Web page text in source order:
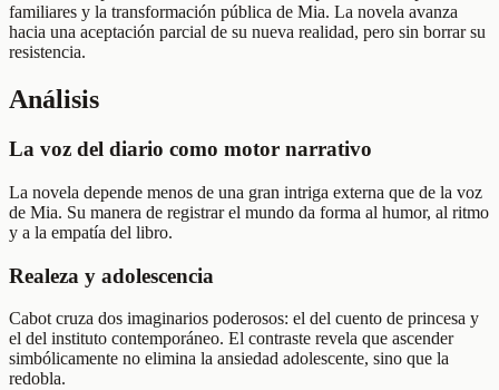
familiares y la transformación pública de Mia. La novela avanza
hacia una aceptación parcial de su nueva realidad, pero sin borrar su
resistencia.
Análisis
La voz del diario como motor narrativo
La novela depende menos de una gran intriga externa que de la voz
de Mia. Su manera de registrar el mundo da forma al humor, al ritmo
y a la empatía del libro.
Realeza y adolescencia
Cabot cruza dos imaginarios poderosos: el del cuento de princesa y
el del instituto contemporáneo. El contraste revela que ascender
simbólicamente no elimina la ansiedad adolescente, sino que la
redobla.